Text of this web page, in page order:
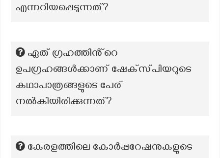
എന്നറിയപ്പെടുന്നത്?
ഏത് ഗ്രഹത്തിൻ്റെ
ഉപഗ്രഹങ്ങൾക്കാണ് ഷേക്‌സ്‌പിയറുടെ
കഥാപാത്രങ്ങളുടെ പേര്
നൽകിയിരിക്കുന്നത്?
കേരളത്തിലെ കോര്‍പ്പറേഷനുകളുടെ